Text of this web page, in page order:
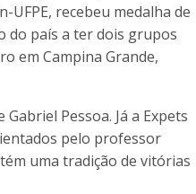
UFPE, recebeu medalha de
do país a ter dois grupos
em Campina Grande,
Pessoa. Já a Expets
pelo professor
uma tradição de vitórias